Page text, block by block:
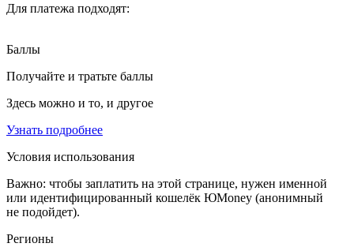
Для платежа подходят:
Баллы
Получайте и тратьте баллы
Здесь можно и то, и другое
Узнать подробнее
Условия использования
Важно: чтобы заплатить на этой странице, нужен именной
или идентифицированный кошелёк ЮMoney (анонимный
не подойдет).
Регионы